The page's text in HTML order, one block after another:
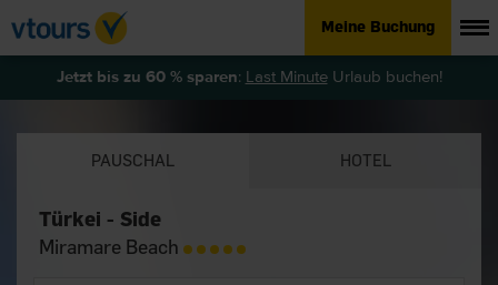
Meine Buchung
Jetzt bis zu 60 % sparen: Last MinuteUrlaub buchen!
PAUSCHAL HOTEL
Türkei - Side
Miramare Beach